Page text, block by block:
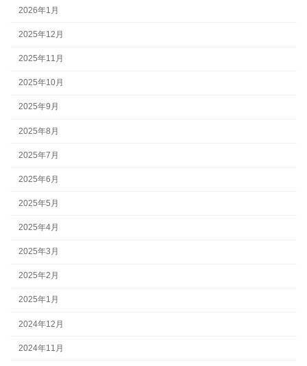
2026年1月
2025年12月
2025年11月
2025年10月
2025年9月
2025年8月
2025年7月
2025年6月
2025年5月
2025年4月
2025年3月
2025年2月
2025年1月
2024年12月
2024年11月